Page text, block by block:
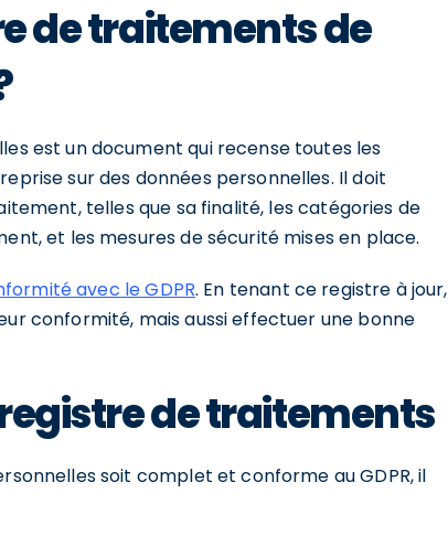
de traitements de
est un document qui recense toutes les
sur des données personnelles. Il doit
telles que sa finalité, les catégories de
et les mesures de sécurité mises en place.
avec le GDPR. En tenant ce registre à jour,
conformité, mais aussi effectuer une bonne
de traitements
soit complet et conforme au GDPR, il